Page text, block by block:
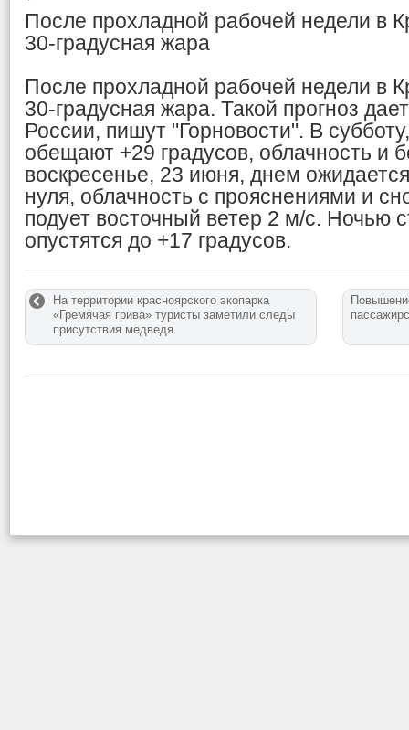
После прохладной рабочей недели в
30-градусная жара
После прохладной рабочей недели в
30-градусная жара. Такой прогноз
России, пишут "Горновости". В
обещают +29 градусов, облачность и
воскресенье, 23 июня, днем
нуля, облачность с прояснениями и
подует восточный ветер 2 м/с. Ночью
опустятся до +17 градусов.
На территории красноярского экопарка
«Гремячая грива» туристы заметили следы
присутствия медведя